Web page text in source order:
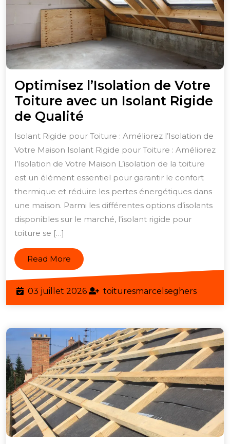
Optimisez l’Isolation de Votre
Toiture avec un Isolant Rigide
de Qualité
l’Isolation
de
Votre
Toiture
avec
un
Isolant
de
Isolant Rigide pour Toiture : Améliorez l’Isolation de
Votre Maison Isolant Rigide pour Toiture : Améliorez
l’Isolation de Votre Maison L’isolation de la toiture
est un élément essentiel pour garantir le confort
thermique et réduire les pertes énergétiques dans
une maison. Parmi les différentes options d’isolants
disponibles sur le marché, l’isolant rigide pour
toiture se […]
Read More Read
More
03 juillet 202603
juillet
toituresmarcelseghers